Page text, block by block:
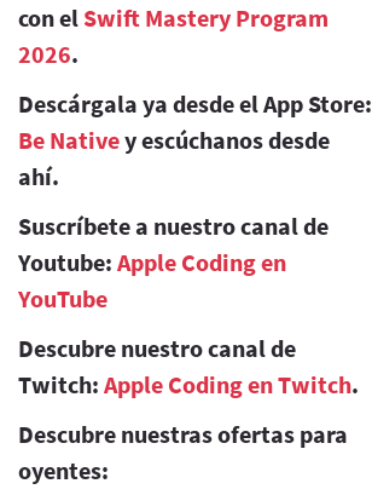
con el Swift Mastery Program
2026.
Descárgala ya desde el App Store:
Be Nativey escúchanos desde
ahí.
Suscríbete a nuestro canal de
Youtube: Apple Coding en
YouTube
Descubre nuestro canal de
Twitch: Apple Coding en Twitch.
Descubre nuestras ofertas para
oyentes: